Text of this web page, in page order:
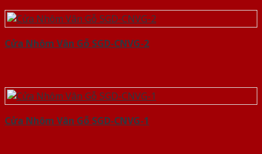
Cửa Nhôm Vân Gỗ SGD-CNVG-2
Cửa Nhôm Vân Gỗ SGD-CNVG-1